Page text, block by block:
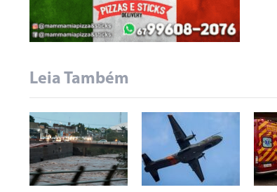
Leia Também